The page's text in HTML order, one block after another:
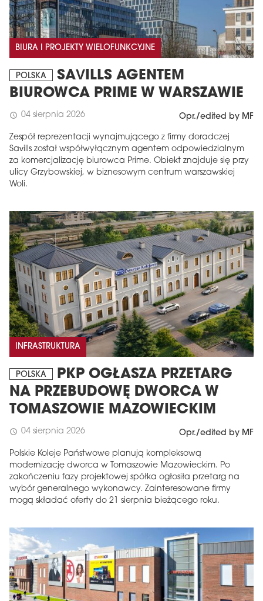
BIURA I PROJEKTY WIELOFUNKCYJNE
POLSKA
SAVILLS AGENTEM
BIUROWCA PRIME W WARSZAWIE
schedule 04 sierpnia 2026 Opr./edited by MF
Zespół reprezentacji wynajmującego z firmy doradczej
Savills został współwyłącznym agentem odpowiedzialnym
za komercjalizację biurowca Prime. Obiekt znajduje się przy
ulicy Grzybowskiej, w biznesowym centrum warszawskiej
Woli.
INFRASTRUKTURA
POLSKA
PKP OGŁASZA PRZETARG
NA PRZEBUDOWĘ DWORCA W
TOMASZOWIE MAZOWIECKIM
schedule 04 sierpnia 2026 Opr./edited by MF
Polskie Koleje Państwowe planują kompleksową
modernizację dworca w Tomaszowie Mazowieckim. Po
zakończeniu fazy projektowej spółka ogłosiła przetarg na
wybór generalnego wykonawcy. Zainteresowane firmy
mogą składać oferty do 21 sierpnia bieżącego roku.